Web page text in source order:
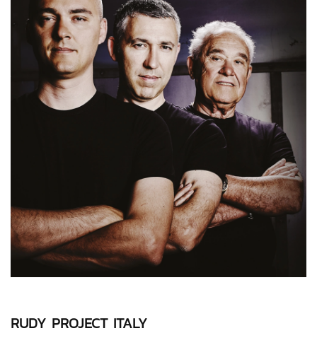
RUDY PROJECT ITALY